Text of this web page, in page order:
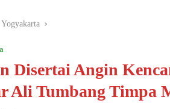
Yogyakarta
Disertai Angin
Ali Tumbang Timpa